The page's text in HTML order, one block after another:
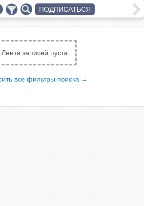
Лента записей пуста
все фильтры поиска →
ПОДПИСАТЬСЯ